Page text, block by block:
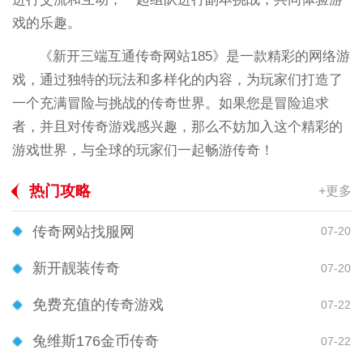
戏的乐趣。
《新开三端互通传奇网站185》是一款精彩的网络游
戏，通过独特的玩法和多样化的内容，为玩家们打造了
一个充满冒险与挑战的传奇世界。如果您是冒险追求
者，并且对传奇游戏感兴趣，那么不妨加入这个精彩的
游戏世界，与全球的玩家们一起畅游传奇！
热门攻略 +更多
传奇网站找服网 07-20
新开靓装传奇 07-20
免费充值的传奇游戏 07-22
兔维斯176金币传奇 07-22